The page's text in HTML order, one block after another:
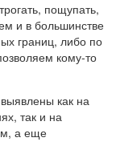
пощупать,
и в большинстве
границ, либо по
кому-то
как на
так и на
а еще